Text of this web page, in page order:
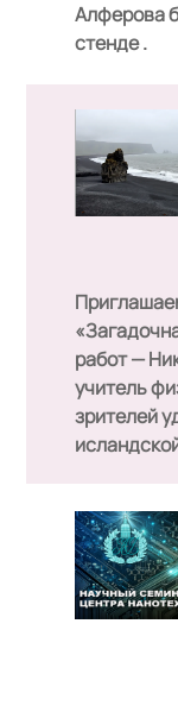
Алферова
стенде.
работ —
учитель
зрителей